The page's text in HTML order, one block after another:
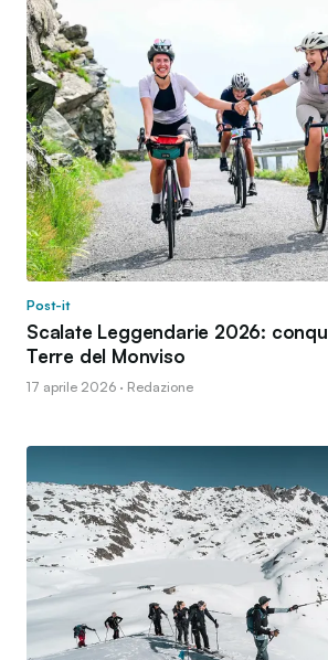
Post-it
Scalate Leggendarie 2026:
Terre del Monviso
17 aprile 2026 · Redazione